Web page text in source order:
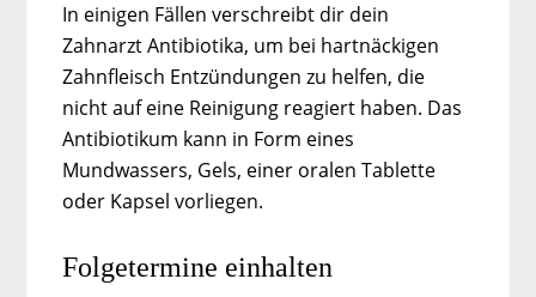
In einigen Fällen verschreibt dir dein
Zahnarzt Antibiotika, um bei hartnäckigen
Zahnfleisch Entzündungen zu helfen, die
nicht auf eine Reinigung reagiert haben. Das
Antibiotikum kann in Form eines
Mundwassers, Gels, einer oralen Tablette
oder Kapsel vorliegen.
Folgetermine einhalten